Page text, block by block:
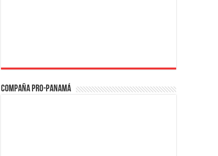
Compaña PRO-Panamá